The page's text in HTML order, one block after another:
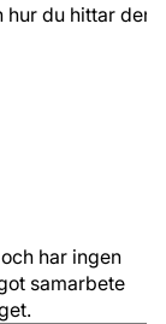
du hittar den.
har ingen
samarbete